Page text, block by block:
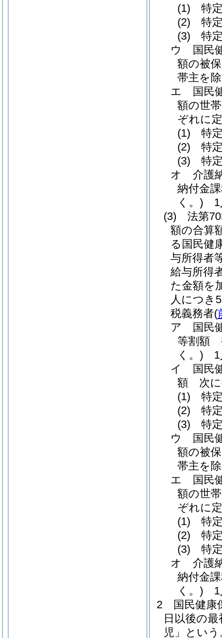
(1)
特
(2)
特
(3)
特
ウ
国民
額の被
帯主を
エ
国民
額の世
ぞれに
(1)
特
(2)
特
(3)
特
オ
介護
納付金
く。) 1
(3)
法第
額の合算
る国民健
与所得者
給与所得
た金額を
人につき
税義務者(
ア
国民
等割額
く。) 1
イ
国民
額 次に
(1)
特
(2)
特
(3)
特
ウ
国民
額の被
帯主を
エ
国民
額の世
ぞれに
(1)
特
(2)
特
(3)
特
オ
介護
納付金
く。) 1
2
国民健康
日以後の
児」という